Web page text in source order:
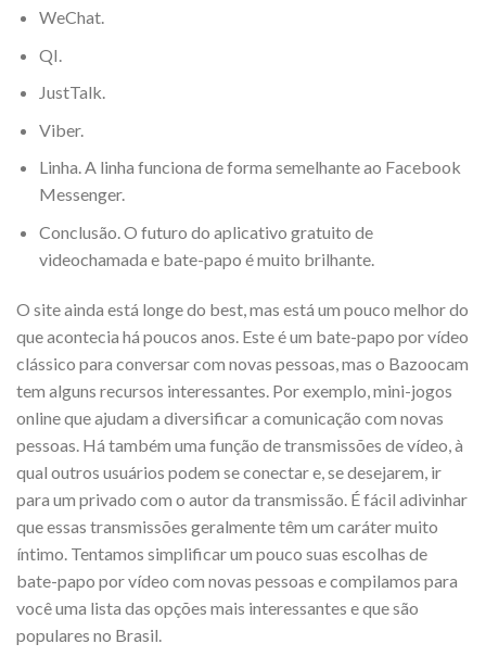
WeChat.
QI.
JustTalk.
Viber.
Linha. A linha funciona de forma semelhante ao Facebook
Messenger.
Conclusão. O futuro do aplicativo gratuito de
videochamada e bate-papo é muito brilhante.
O site ainda está longe do best, mas está um pouco melhor do
que acontecia há poucos anos. Este é um bate-papo por vídeo
clássico para conversar com novas pessoas, mas o Bazoocam
tem alguns recursos interessantes. Por exemplo, mini-jogos
online que ajudam a diversificar a comunicação com novas
pessoas. Há também uma função de transmissões de vídeo, à
qual outros usuários podem se conectar e, se desejarem, ir
para um privado com o autor da transmissão. É fácil adivinhar
que essas transmissões geralmente têm um caráter muito
íntimo. Tentamos simplificar um pouco suas escolhas de
bate-papo por vídeo com novas pessoas e compilamos para
você uma lista das opções mais interessantes e que são
populares no Brasil.